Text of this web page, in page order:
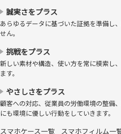
吸収能力を発揮します。不意な落下か
柔軟性が高いため、着脱がしやすくな
マグネットロック機
フタ部分にマグネットが付いており、
いてしまうことなく安心して持ち運べ
映像鑑賞に最適な
美しい画面での映像鑑賞などに適した
ます。考え抜かれた設計により、シン
います。
誠実さをプラス
あらゆるデータに基づいた証拠を準備し
せん。
挑戦をプラス
新しい素材や構造、使い方を常に模索し
ます。
やさしさをプラス
顧客への対応、従業員の労働環境の整備
にも環境に優しい行動をしていきます。
スマホケース一覧 スマホフィルム一